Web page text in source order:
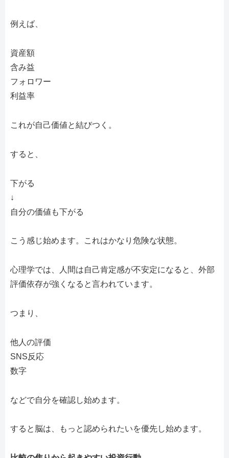
例えば、
資産額
含み益
フォロワー
利益率
これが自己価値と結びつく。
すると、
下がる
↓
自分の価値も下がる
こう感じ始めます。これはかなり危険な状態。
心理学では、人間は自己肯定感が不安定になると、外部
評価依存が強くなると言われています。
つまり、
他人の評価
SNS反応
数字
などで自分を確認し始めます。
すると脳は、もっと認められたいを優先し始めます。